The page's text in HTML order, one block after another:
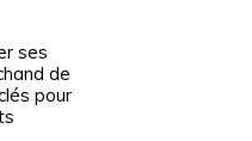
ses
de
pour